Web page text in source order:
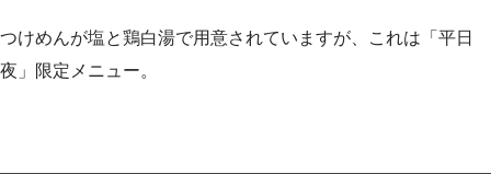
つけめんが塩と鶏白湯で用意されていますが、これは「平日
夜」限定メニュー。